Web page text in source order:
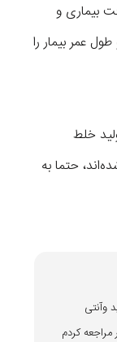
بیماری و
عمر بیمار را
خلط
حتما به
وآنتی
مراجعه کردم